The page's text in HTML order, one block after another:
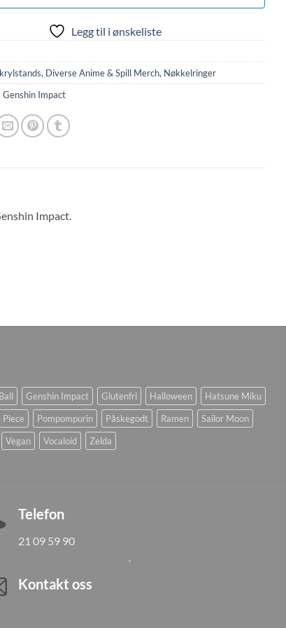
Legg til i ønskeliste
, Diverse Anime & Spill Merch, Nøkkelringer
Genshin Impact
Impact.
Genshin Impact Glutenfri Halloween
Hatsune Miku
Piece Pompompurin Påskegodt Ramen
Sailor Moon
Vegan Vocaloid Zelda
Telefon
21 09 59 90
Kontakt oss